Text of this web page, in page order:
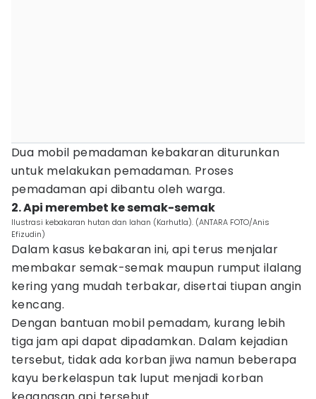
Dua mobil pemadaman kebakaran diturunkan
untuk melakukan pemadaman. Proses
pemadaman api dibantu oleh warga.
2. Api merembet ke semak-semak
Ilustrasi kebakaran hutan dan lahan (Karhutla). (ANTARA FOTO/Anis
Efizudin)
Dalam kasus kebakaran ini, api terus menjalar
membakar semak-semak maupun rumput ilalang
kering yang mudah terbakar, disertai tiupan angin
kencang.
Dengan bantuan mobil pemadam, kurang lebih
tiga jam api dapat dipadamkan. Dalam kejadian
tersebut, tidak ada korban jiwa namun beberapa
kayu berkelaspun tak luput menjadi korban